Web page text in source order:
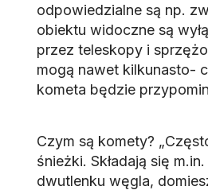
odpowiedzialne są np.
obiektu widoczne są
przez teleskopy i
mogą nawet kilkunasto-
kometa będzie
Czym są komety?
śnieżki. Składają się
dwutlenku węgla,